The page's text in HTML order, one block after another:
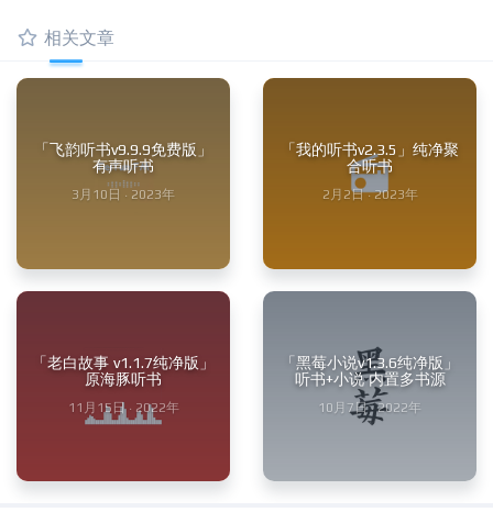
相关文章
「飞韵听书v9.9.9免费版」
有声听书
3月10日 · 2023年
「我的听书v2.3.5」纯净聚
合听书
2月2日 · 2023年
「老白故事 v1.1.7纯净版」
原海豚听书
11月15日 · 2022年
「黑莓小说v1.3.6纯净版」
听书+小说 内置多书源
10月7日 · 2022年